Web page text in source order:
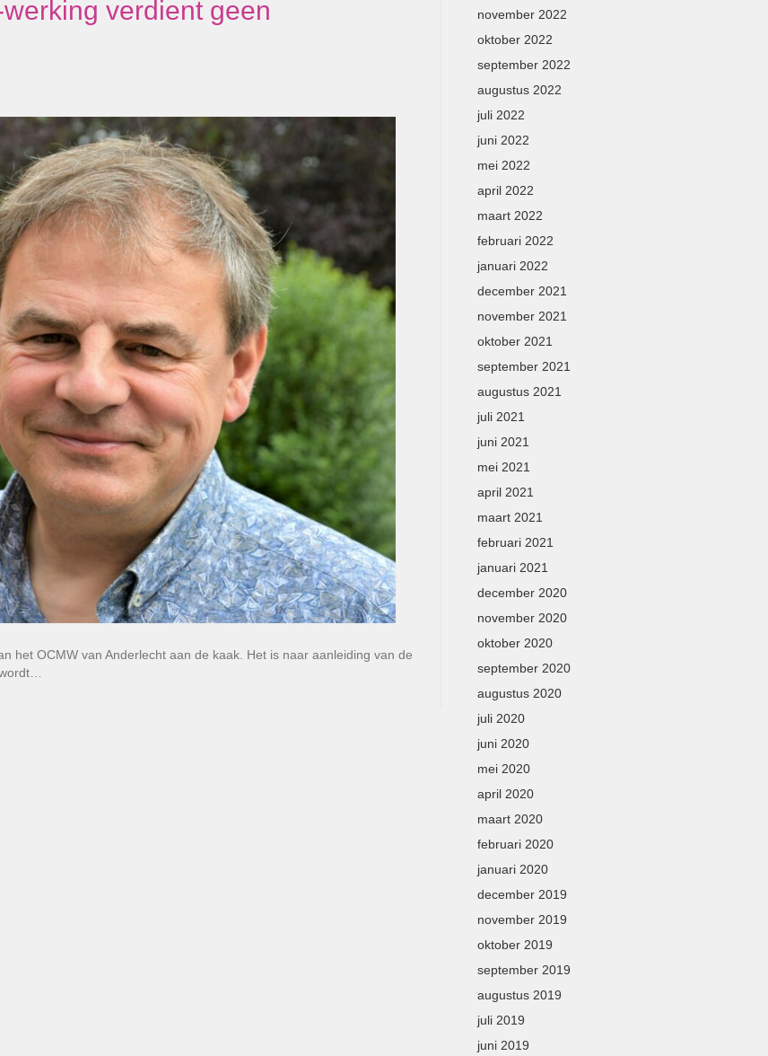
verdient geen
het OCMW van Anderlecht aan de kaak. Het is naar aanleiding van de
november 2022
oktober 2022
september 2022
augustus 2022
juli 2022
juni 2022
mei 2022
april 2022
maart 2022
februari 2022
januari 2022
december 2021
november 2021
oktober 2021
september 2021
augustus 2021
juli 2021
juni 2021
mei 2021
april 2021
maart 2021
februari 2021
januari 2021
december 2020
november 2020
oktober 2020
september 2020
augustus 2020
juli 2020
juni 2020
mei 2020
april 2020
maart 2020
februari 2020
januari 2020
december 2019
november 2019
oktober 2019
september 2019
augustus 2019
juli 2019
juni 2019